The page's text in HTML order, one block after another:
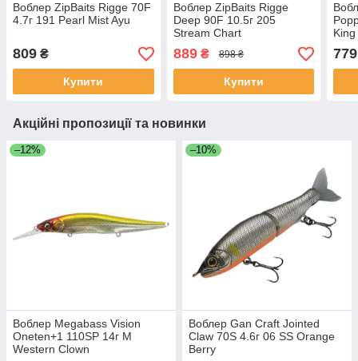
Воблер ZipBaits Rigge 70F
4.7г 191 Pearl Mist Ayu
809 ₴
Купити
Воблер ZipBaits Rigge
Deep 90F 10.5г 205
Stream Chart
889₴ 898 ₴
Купити
779
Акційні пропозиції та новинки
–12%
Воблер Megabass Vision
Oneten+1 110SP 14г M
Western Clown
–10%
Воблер Gan Craft Jointed
Claw 70S 4.6г 06 SS Orange
Berry